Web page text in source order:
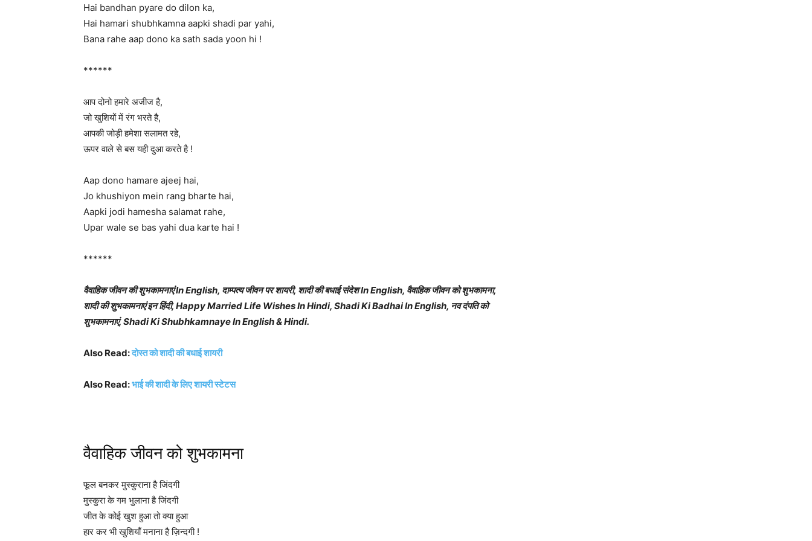
Hai bandhan pyare do dilon ka,
Hai hamari shubhkamna aapki shadi par yahi,
Bana rahe aap dono ka sath sada yoon hi !
******
आप दोनो हमारे अजीज है,
जो खुशियों में रंग भरते है,
आपकी जोड़ी हमेशा सलामत रहे,
ऊपर वाले से बस यही दुआ करते है !
Aap dono hamare ajeej hai,
Jo khushiyon mein rang bharte hai,
Aapki jodi hamesha salamat rahe,
Upar wale se bas yahi dua karte hai !
******
वैवाहिक जीवन की शुभकामनाएं In English, दाम्पत्य जीवन पर शायरी, शादी की बधाई संदेश In English, वैवाहिक जीवन को शुभकामना,
शादी की शुभकामनाएं इन हिंदी, Happy Married Life Wishes In Hindi, Shadi Ki Badhai In English, नव दंपति को
शुभकामनाएं, Shadi Ki Shubhkamnaye In English & Hindi.
Also Read:दोस्त को शादी की बधाई शायरी
Also Read:भाई की शादी के लिए शायरी स्टेटस
वैवाहिक जीवन को शुभकामना
फूल बनकर मुस्कुराना है जिंदगी
मुस्कुरा के गम भुलाना है जिंदगी
जीत के कोई खुश हुआ तो क्या हुआ
हार कर भी खुशियाँ मनाना है ज़िन्दगी !